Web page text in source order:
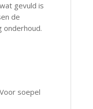
gevuld is
de
onderhoud.
soepel